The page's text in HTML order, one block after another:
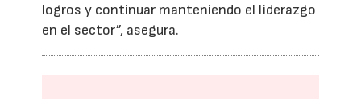
logros y continuar manteniendo el liderazgo
en el sector”, asegura.